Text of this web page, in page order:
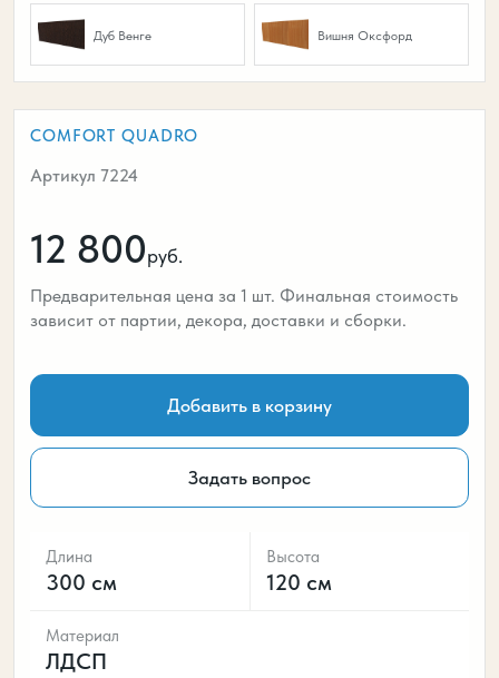
Дуб Венге Вишня Оксфорд
COMFORT QUADRO
Артикул 7224
12 800руб.
Предварительная цена за 1 шт. Финальная стоимость
зависит от партии, декора, доставки и сборки.
Добавить в корзину
Задать вопрос
Длина
300 см
Высота
120 см
Материал
ЛДСП